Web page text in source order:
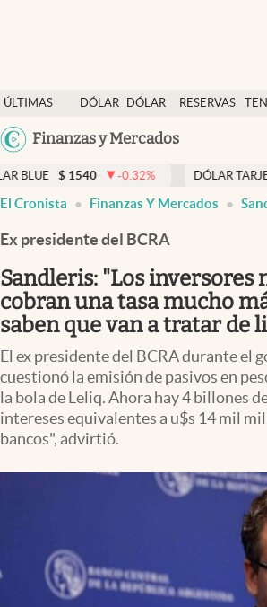
ÚLTIMAS
NOTICIAS
DÓLAR
DÓLAR
RESERVAS
Finanzas y Mercados
Dólar
Members
Economía y Política
Finanzas y Mercados
Mercados Online
Negocios
Columnistas
Apertura
Infotechnology
Clase
Eventos Corporativos
El Cronista Studio
-0.32% DÓLAR TARJETA $ 1976
El Cronista Finanzas Y Mercados
Ex presidente del BCRA
Sandleris: "Los inversores
cobran una tasa mucho
saben que van a tratar de
El ex presidente del BCRA durante el
cuestionó la emisión de pasivos en
la bola de Leliq. Ahora hay 4 billones
intereses equivalentes a u$s 14 mil
bancos", advirtió.